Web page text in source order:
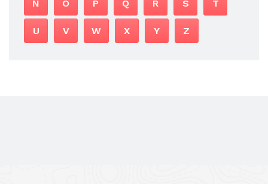
N O P Q R S T
U V W X Y Z